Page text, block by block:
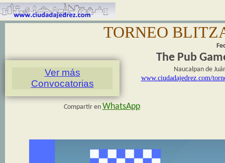
Ver más
Convocatorias
TORNEO
The Pub
Naucalpan de
www.ciudadajedrez.com/
Compartir en WhatsApp